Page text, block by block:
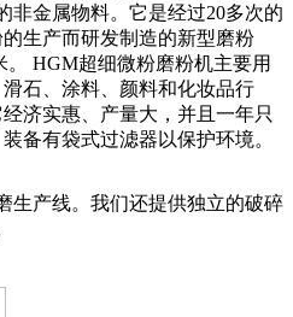
非金属物料。它是经过20多次的
生产而研发制造的新型磨粉
。 HGM超细微粉磨粉机主要用
石、涂料、颜料和化妆品行
济实惠、产量大，并且一年只
备有袋式过滤器以保护环境。
生产线。我们还提供独立的破碎